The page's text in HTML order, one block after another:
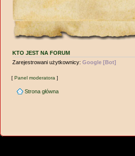
KTO JEST NA FORUM
Zarejestrowani użytkownicy:Google [Bot]
[Panel moderatora ]
Strona główna